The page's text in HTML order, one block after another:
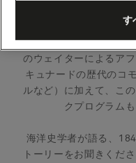
を開催いたします。い
ならではの体験（きら
のウェイターによるア
キュナードの歴代のコ
ルなど）に加えて、こ
クプログラム
海洋史学者が語る、
トーリーをお聞きくだ
す